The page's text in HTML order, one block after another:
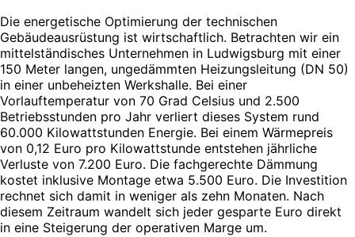
Die energetische Optimierung der technischen
Gebäudeausrüstung ist wirtschaftlich. Betrachten wir ein
mittelständisches Unternehmen in Ludwigsburg mit einer
150 Meter langen, ungedämmten Heizungsleitung (DN 50)
in einer unbeheizten Werkshalle. Bei einer
Vorlauftemperatur von 70 Grad Celsius und 2.500
Betriebsstunden pro Jahr verliert dieses System rund
60.000 Kilowattstunden Energie. Bei einem Wärmepreis
von 0,12 Euro pro Kilowattstunde entstehen jährliche
Verluste von 7.200 Euro. Die fachgerechte Dämmung
kostet inklusive Montage etwa 5.500 Euro. Die Investition
rechnet sich damit in weniger als zehn Monaten. Nach
diesem Zeitraum wandelt sich jeder gesparte Euro direkt
in eine Steigerung der operativen Marge um.